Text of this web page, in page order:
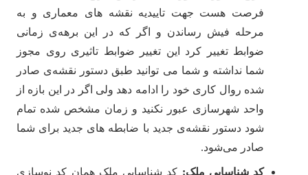
فرصت هست جهت تاییدیه نقشه های معماری و به
مرحله فیش رساندن و اگر که در این برهه‌ی زمانی
ضوابط تغییر کرد این تغییر ضوابط تاثیری روی مجوز
شما نداشته و شما می ‌‌توانید طبق دستور نقشه‌ی صادر
شده روال کاری خود را ادامه دهد ولی اگر در این بازه از
واحد شهرسازی عبور نکنید و زمان مشخص شده تمام
شود دستور نقشه‌ی جدید با ضابطه های جدید برای شما
صادر می‌شود.
کد شناسایی ملک: کد شناسایی ملک همان کد نوسازی